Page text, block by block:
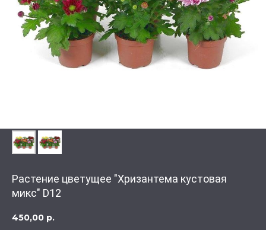
Растение цветущее "Хризантема кустовая
микс" D12
450,00 р.